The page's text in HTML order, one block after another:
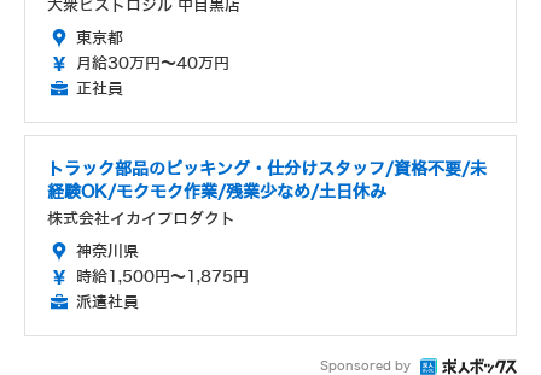
大衆ビストロジル 中目黒店
東京都
月給30万円～40万円
正社員
トラック部品のピッキング・仕分けスタッフ/資格不要/未
経験OK/モクモク作業/残業少なめ/土日休み
株式会社イカイプロダクト
神奈川県
時給1,500円～1,875円
派遣社員
Sponsored by